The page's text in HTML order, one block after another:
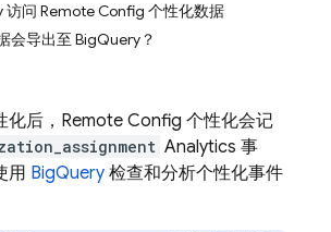
访问 Remote Config 个性化数据
会导出至 BigQuery？
后， Remote Config 个性化会记
Analytics 事
用 BigQuery 检查和分析个性化事件